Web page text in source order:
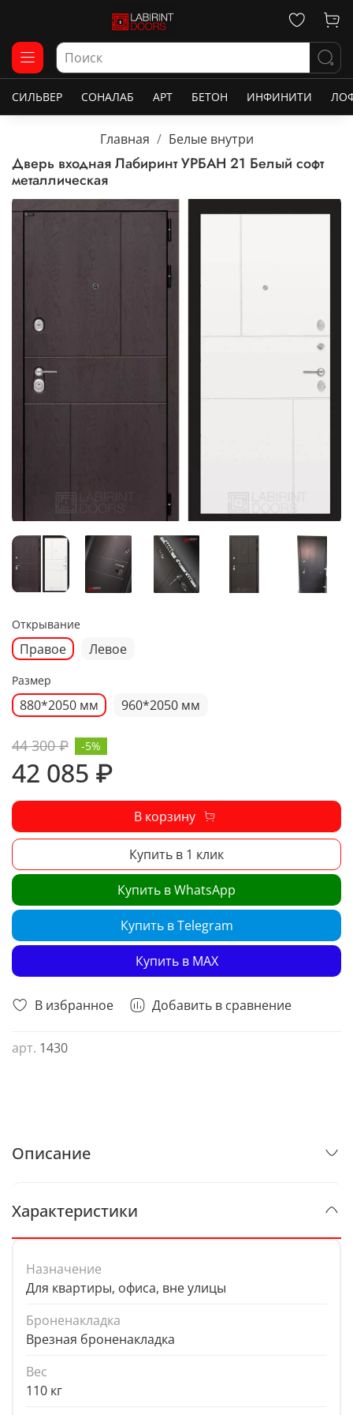
СИЛЬВЕР СОНАЛАБ АРТ БЕТОН ИНФИНИТИ
Главная Белые внутри
Дверь входная Лабиринт УРБАН 21 Белый софт
металлическая
В избранное Добавить в сравнение
арт. 1430
Открывание
Правое Левое
Размер
880*2050 мм 960*2050 мм
44 300 ₽
42 085 ₽
-5%
В корзину
Купить в 1 клик
Купить в WhatsApp
Купить в Telegram
Купить в MAX
Описание
Характеристики
Назначение
Для квартиры, офиса, вне улицы
Броненакладка
Врезная броненакладка
Вес
110 кг